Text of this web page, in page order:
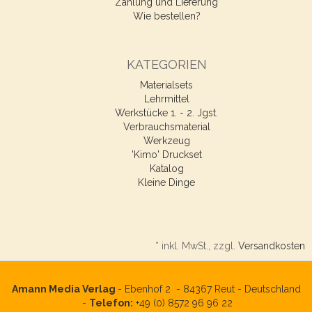
Wie bestellen?
KATEGORIEN
Materialsets
Lehrmittel
Werkstücke 1. - 2. Jgst.
Verbrauchsmaterial
Werkzeug
'Kimo' Druckset
Katalog
Kleine Dinge
* inkl. MwSt., zzgl. Versandkosten
Amann Media Verlag - Ebenhof 2 - 84367Reut - Deutschland
- Telefon: +49 (0) 8572 96 96 22